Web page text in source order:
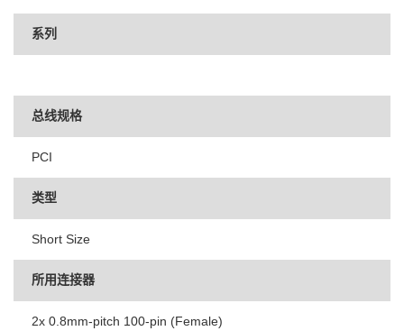
系列
总线规格
PCI
类型
Short Size
所用连接器
2x 0.8mm-pitch 100-pin (Female)